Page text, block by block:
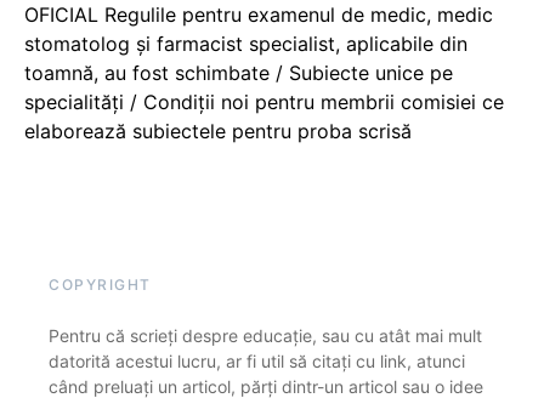
OFICIAL Regulile pentru examenul de medic, medic
stomatolog și farmacist specialist, aplicabile din
toamnă, au fost schimbate / Subiecte unice pe
specialități / Condiții noi pentru membrii comisiei ce
elaborează subiectele pentru proba scrisă
COPYRIGHT
Pentru că scrieți despre educație, sau cu atât mai mult
datorită acestui lucru, ar fi util să citați cu link, atunci
când preluați un articol, părți dintr-un articol sau o idee